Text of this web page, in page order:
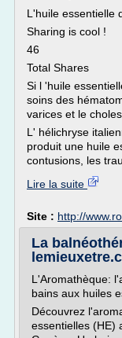
L'huile essentielle
Sharing is cool !
46
Total Shares
Si l 'huile
soins des
varices et le
L' hélichryse
produit une huile
contusions, les
Lire la suite
Site : http://
La
L'Aromathèque:
bains aux huiles
Découvrez
essentielles (HE)